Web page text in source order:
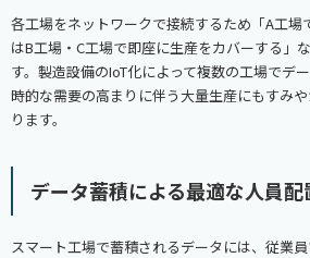
各工場をネットワークで接続するため「A工場
はB工場・C工場で即座に生産をカバーする」
す。製造設備のIoT化によって複数の工場でデ
時的な需要の高まりに伴う大量生産にもすみ
ります。
データ蓄積による最適な人員配
スマート工場で蓄積されるデータには、従業